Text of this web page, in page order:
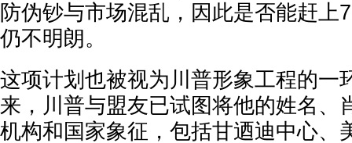
防伪钞与市场混乱，因此是否能赶上
仍不明朗。
这项计划也被视为川普形象工程的一
来，川普与盟友已试图将他的姓名、
机构和国家象征，包括甘迺迪中心、